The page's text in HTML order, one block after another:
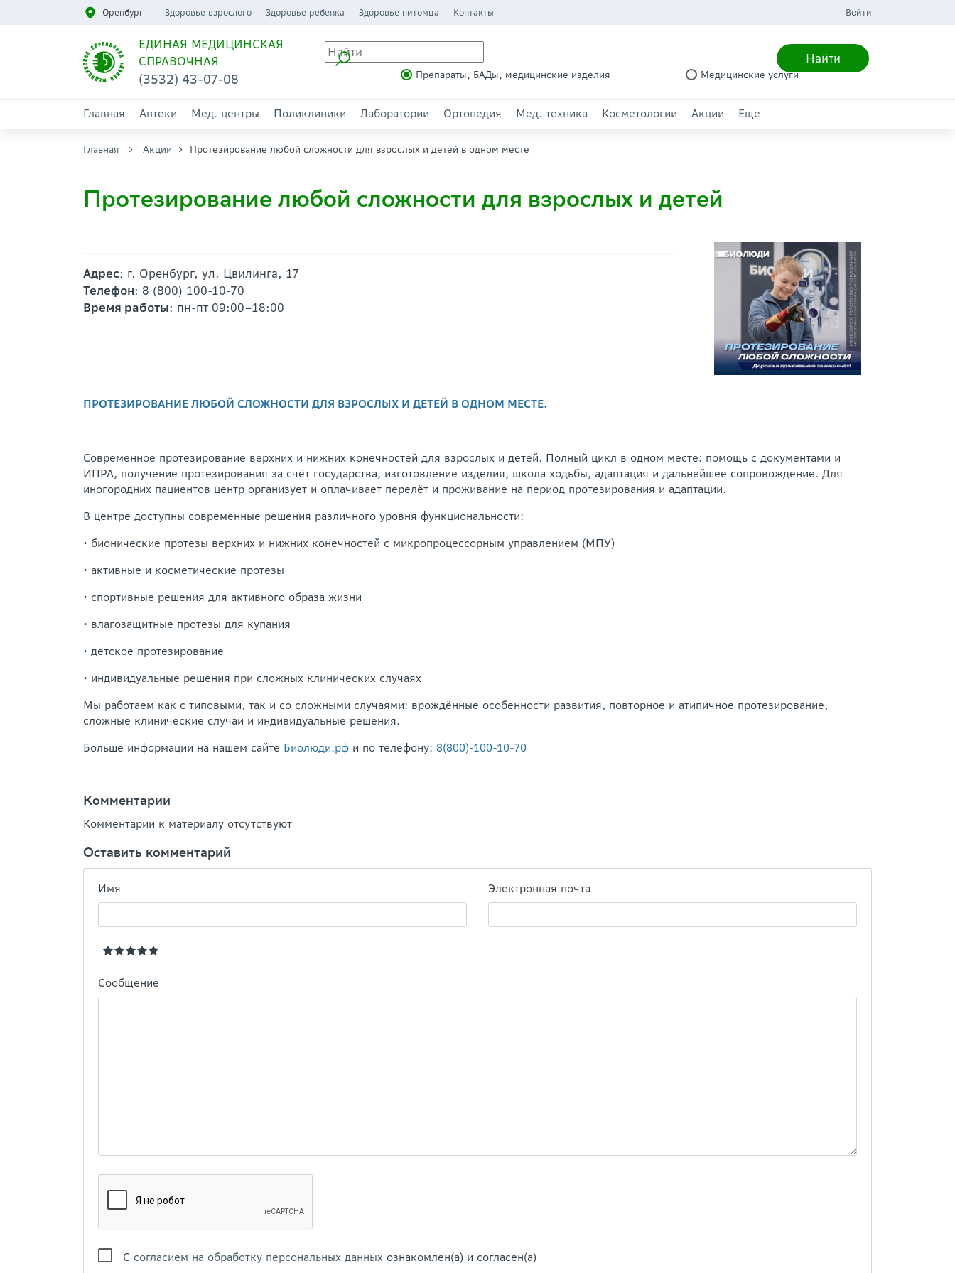
Оренбург Здоровье взрослого Здоровье ребенка Здоровье питомца Контакты Войти
ЕДИНАЯ МЕДИЦИНСКАЯ
СПРАВОЧНАЯ
(3532) 43-07-08
Найти
Препараты, БАДы, медицинские изделия Медицинские услуги
Главная Аптеки Мед. центры Поликлиники Лаборатории Ортопедия Мед. техника Косметологии Акции Еще
Главная Акции Протезирование любой сложности для взрослых и детей в одном месте
Протезирование любой сложности для взрослых и детей
Адрес: г. Оренбург, ул. Цвилинга, 17
Телефон: 8 (800) 100-10-70
Время работы: пн-пт 09:00–18:00
ПРОТЕЗИРОВАНИЕ ЛЮБОЙ СЛОЖНОСТИ ДЛЯ ВЗРОСЛЫХ И ДЕТЕЙ В ОДНОМ МЕСТЕ.
Современное протезирование верхних и нижних конечностей для взрослых и детей. Полный цикл в одном месте: помощь с документами и
ИПРА, получение протезирования за счёт государства, изготовление изделия, школа ходьбы, адаптация и дальнейшее сопровождение. Для
иногородних пациентов центр организует и оплачивает перелёт и проживание на период протезирования и адаптации.
В центре доступны современные решения различного уровня функциональности:
• бионические протезы верхних и нижних конечностей с микропроцессорным управлением (МПУ)
• активные и косметические протезы
• спортивные решения для активного образа жизни
• влагозащитные протезы для купания
• детское протезирование
• индивидуальные решения при сложных клинических случаях
Мы работаем как с типовыми, так и со сложными случаями: врождённые особенности развития, повторное и атипичное протезирование,
сложные клинические случаи и индивидуальные решения.
Больше информации на нашем сайте Биолюди.рф и по телефону: 8(800)-100-10-70
Комментарии
Комментарии к материалу отсутствуют
Оставить комментарий
Имя Электронная почта
Сообщение
С согласием на обработку персональных данных ознакомлен(а) и согласен(а)